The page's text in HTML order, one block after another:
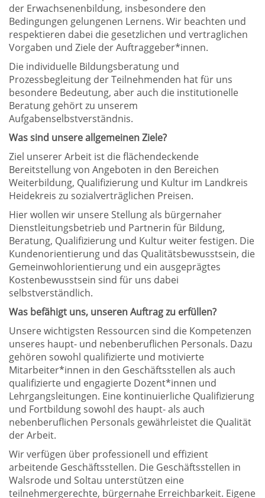
der Erwachsenenbildung, insbesondere den
Bedingungen gelungenen Lernens. Wir beachten und
respektieren dabei die gesetzlichen und vertraglichen
Vorgaben und Ziele der Auftraggeber*innen.
Die individuelle Bildungsberatung und
Prozessbegleitung der Teilnehmenden hat für uns
besondere Bedeutung, aber auch die institutionelle
Beratung gehört zu unserem
Aufgabenselbstverständnis.
Was sind unsere allgemeinen Ziele?
Ziel unserer Arbeit ist die flächendeckende
Bereitstellung von Angeboten in den Bereichen
Weiterbildung, Qualifizierung und Kultur im Landkreis
Heidekreis zu sozialverträglichen Preisen.
Hier wollen wir unsere Stellung als bürgernaher
Dienstleitungsbetrieb und Partnerin für Bildung,
Beratung, Qualifizierung und Kultur weiter festigen. Die
Kundenorientierung und das Qualitätsbewusstsein, die
Gemeinwohlorientierung und ein ausgeprägtes
Kostenbewusstsein sind für uns dabei
selbstverständlich.
Was befähigt uns, unseren Auftrag zu erfüllen?
Unsere wichtigsten Ressourcen sind die Kompetenzen
unseres haupt- und nebenberuflichen Personals. Dazu
gehören sowohl qualifizierte und motivierte
Mitarbeiter*innen in den Geschäftsstellen als auch
qualifizierte und engagierte Dozent*innen und
Lehrgangsleitungen. Eine kontinuierliche Qualifizierung
und Fortbildung sowohl des haupt- als auch
nebenberuflichen Personals gewährleistet die Qualität
der Arbeit.
Wir verfügen über professionell und effizient
arbeitende Geschäftsstellen. Die Geschäftsstellen in
Walsrode und Soltau unterstützen eine
teilnehmergerechte, bürgernahe Erreichbarkeit. Eigene